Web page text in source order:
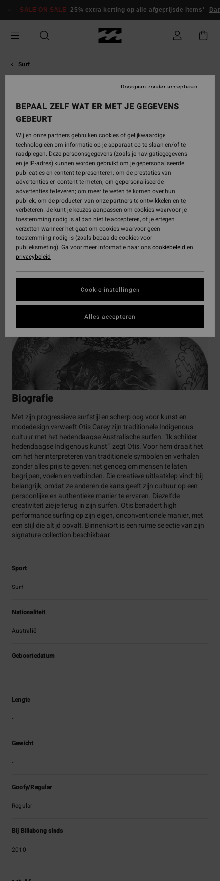
naar
inhoud
SALE ON SALE 25% extra korting op alle afgeprijsde items*
Surf
Otis
Carey
Otis Carey is een Australische surfer en hedendaagse Indigenous
kunstenaar, bekend om zijn mix van progressief surfen, mode en
cultureel geïnspireerde kunst.

Biografie
Met zijn progressieve surfstijl en scherp oog voor kunst en
modedesign verweeft Otis Carey zijn traditionele Indigenous
cultuur met het hedendaagse Australische surfen. “Ik schilder
hedendaagse Indigenous kunst”, zegt Otis. Voor hem draait het
om het herinterpreteren van traditionele symbolen en verhalen
zonder alles prijs te geven: net genoeg om mensen te laten
begrijpen, voelen en verbinden. Die creatieve uitlaatklep vindt hij
belangrijk, omdat ze anderen de kans geeft zijn cultuur op een
persoonlijke en authentieke manier te ervaren. Diezelfde
creativiteit zie je terug in zijn surfen. Otis benadert high
performance surfing op zijn eigen, onconventionele manier, met
een stijl die altijd opvalt. Binnenkort is een ruime selectie van zijn
signature collection beschikbaar.
Sport
Surf
Nationaliteit
Australië
Geboortedatum
-
Lengte
-
Gewicht
-
Goofy/Regular
Regular
Bij Billabong sinds
2010
BEPAAL ZELF WAT ER MET JE GEGEVENS
GEBEURT
Wij en onze partners gebruiken cookies of gelijkwaardige
technologieën om informatie op je apparaat op te slaan en/of te
raadplegen. Deze persoonsgegevens (zoals je navigatiegegevens
en je IP-adres) kunnen worden gebruikt om je gepersonaliseerde
publicaties en content te presenteren; om de prestaties van
advertenties en content te meten; om gepersonaliseerde
advertenties te leveren; om meer te weten te komen over hun
publiek; om de producten van onze partners te ontwikkelen en te
verbeteren. Je kunt je keuzes aanpassen om cookies waarvoor je
toestemming nodig is al dan niet te accepteren, of je ertegen
verzetten wanneer het gaat om cookies waarvoor geen
toestemming nodig is (zoals bepaalde cookies voor
publieksmeting). Ga voor meer informatie naar onscookiebeleid en
privacybeleid
Cookie-instellingen
Doorgaan zonder accepteren
Alles accepteren